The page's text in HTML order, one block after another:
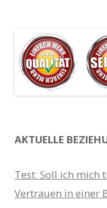
AKTUELLE
Test: Soll ich mich
Vertrauen in einer